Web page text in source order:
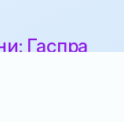
Гаспра